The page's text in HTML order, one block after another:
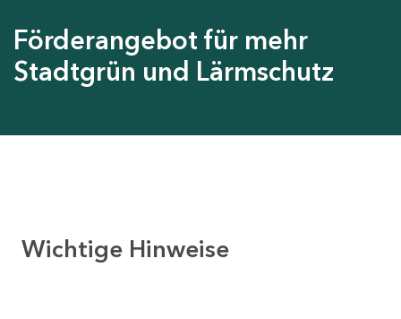
Förderangebot für mehr
Stadtgrün und Lärmschutz
Wichtige Hinweise